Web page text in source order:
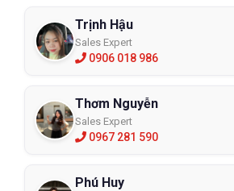
Trịnh Hậu
Sales Expert
0906 018 986
Thơm Nguyễn
Sales Expert
0967 281 590
Phú Huy